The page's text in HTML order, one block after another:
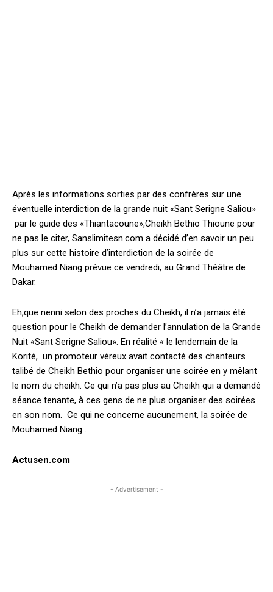
Après les informations sorties par des confrères sur une
éventuelle interdiction de la grande nuit «Sant Serigne Saliou»
par le guide des «Thiantacoune»,Cheikh Bethio Thioune pour
ne pas le citer, Sanslimitesn.com a décidé d’en savoir un peu
plus sur cette histoire d’interdiction de la soirée de
Mouhamed Niang prévue ce vendredi, au Grand Théâtre de
Dakar.
Eh,que nenni selon des proches du Cheikh, il n’a jamais été
question pour le Cheikh de demander l’annulation de la Grande
Nuit «Sant Serigne Saliou». En réalité « le lendemain de la
Korité, un promoteur véreux avait contacté des chanteurs
talibé de Cheikh Bethio pour organiser une soirée en y mêlant
le nom du cheikh. Ce qui n’a pas plus au Cheikh qui a demandé
séance tenante, à ces gens de ne plus organiser des soirées
en son nom. Ce qui ne concerne aucunement, la soirée de
Mouhamed Niang .
Actusen.com
- Advertisement -